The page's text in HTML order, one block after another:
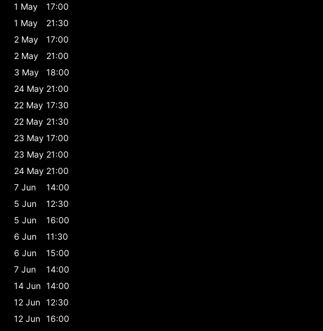
1 May
17:00
1 May
21:30
2 May
17:00
2 May
21:00
3 May
18:00
24 May 21:00
22 May 17:30
22 May 21:30
23 May 17:00
23 May 21:00
24 May 21:00
7 Jun
14:00
5 Jun
12:30
5 Jun
16:00
6 Jun
11:30
6 Jun
15:00
7 Jun
14:00
14 Jun 14:00
12 Jun 12:30
12 Jun 16:00